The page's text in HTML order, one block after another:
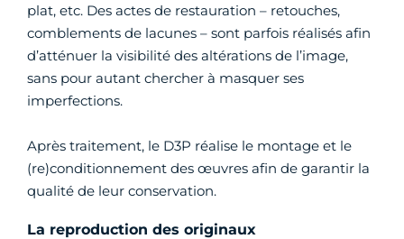
plat, etc. Des actes de restauration – retouches,
comblements de lacunes – sont parfois réalisés afin
d’atténuer la visibilité des altérations de l’image,
sans pour autant chercher à masquer ses
imperfections.
Après traitement, le D3P réalise le montage et le
(re)conditionnement des œuvres afin de garantir la
qualité de leur conservation.
La reproduction des originaux